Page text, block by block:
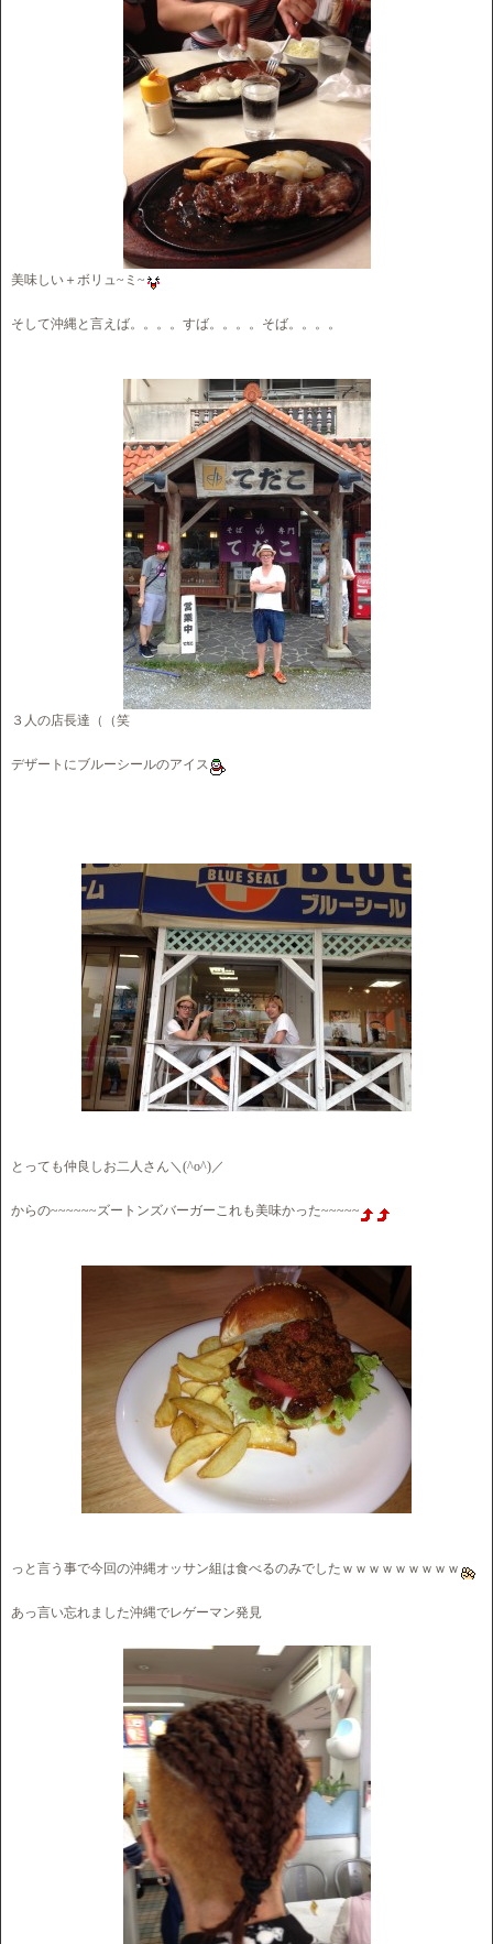
美味しい＋ボリュ~ミ~
そして沖縄と言えば。。。。すば。。。。そば。。。。
３人の店長達（（笑
デザートにブルーシールのアイス
とっても仲良しお二人さん＼(^o^)／
からの~~~~~~ズートンズバーガーこれも美味かった~~~~~
っと言う事で今回の沖縄オッサン組は食べるのみでしたｗｗｗｗｗｗｗｗｗ
あっ言い忘れました沖縄でレゲーマン発見